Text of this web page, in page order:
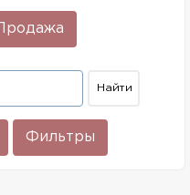
Продажа
Фильтры